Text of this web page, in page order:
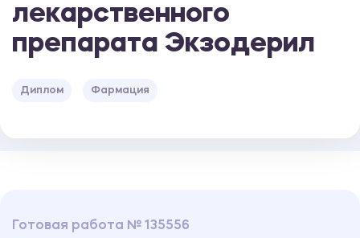
лекарственного
препарата Экзодерил
Диплом Фармация
Готовая работа № 135556